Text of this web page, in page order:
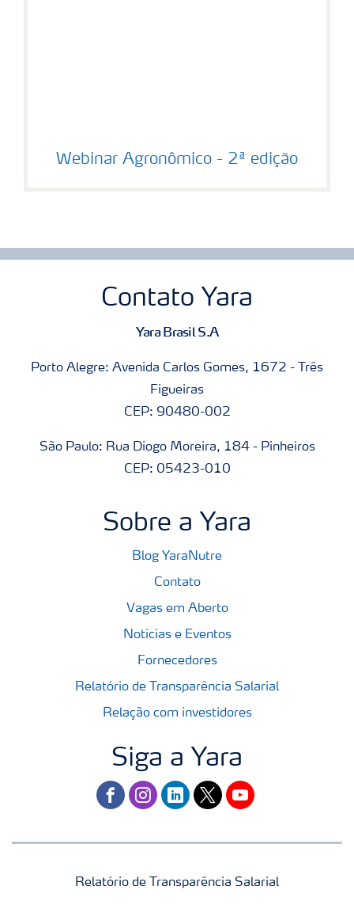
Webinar Agronômico - 2ª edição
Contato Yara
Yara Brasil S.A
Porto Alegre: Avenida Carlos Gomes, 1672 - Três
Figueiras
CEP: 90480-002
São Paulo: Rua Diogo Moreira, 184 - Pinheiros
CEP: 05423-010
Sobre a Yara
Blog YaraNutre
Contato
Vagas em Aberto
Notícias e Eventos
Fornecedores
Relatório de Transparência Salarial
Relação com investidores
Siga a Yara
facebookinstagram
linkedintwitteryoutube
Relatório de Transparência Salarial